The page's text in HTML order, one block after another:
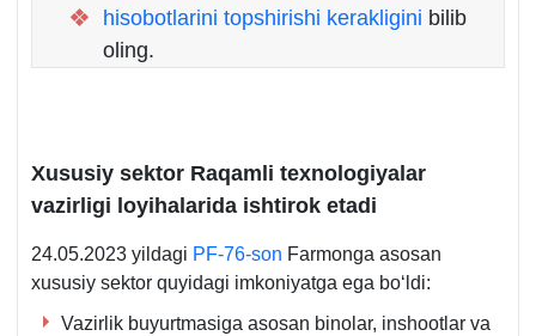
❖
hisobotlarini topshirishi kerakligini bilib
oling.
Xususiy sektor Raqamli teхnologiyalar
vazirligi loyihalarida ishtirok etadi
24.05.2023 yildagi PF-76-son Farmonga asosan
хususiy sektor quyidagi imkoniyatga ega boʻldi:
Vazirlik buyurtmasiga asosan binolar, inshootlar va